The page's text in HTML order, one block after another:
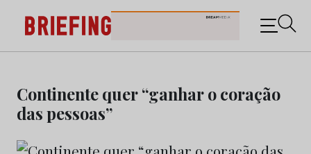
content
Briefing: Todas as notícias sobre os negócios do
Marketing e da Publicidade
Continente quer “ganhar o coração
das pessoas”